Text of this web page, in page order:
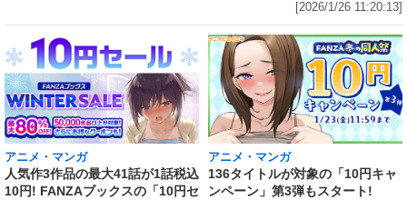
[2026/1/26 11:20:13]
アニメ・マンガ
人気作3作品の最大41話が1話税込
10円! FANZAブックスの「10円セ
アニメ・マンガ
136タイトルが対象の「10円キャ
ンペーン」第3弾もスタート!